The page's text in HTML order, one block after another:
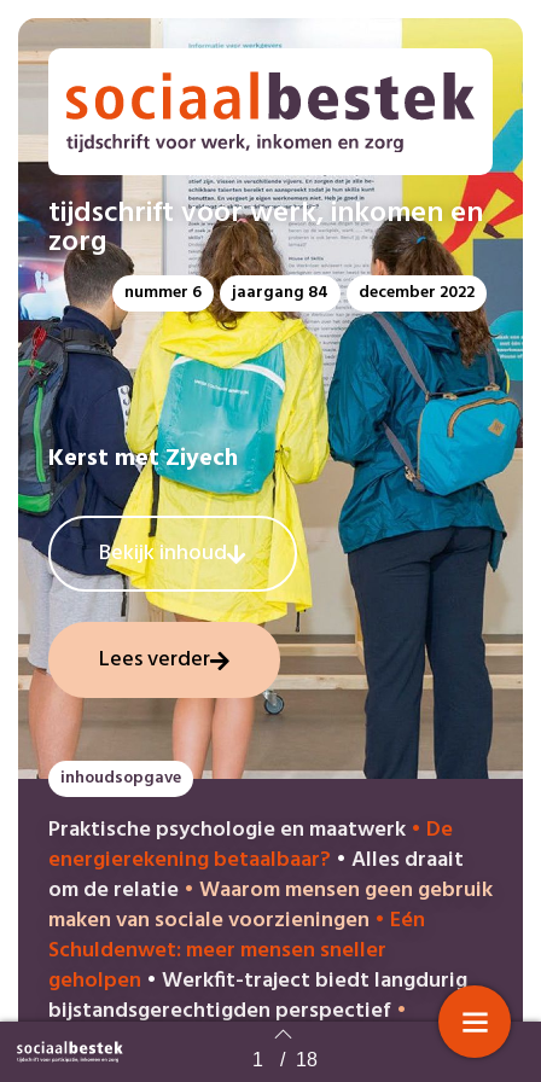
Terug naar overzicht 1 / 18
tijdschrift voor werk, inkomen en
zorg
nummer 6 jaargang 84 december 2022
Kerst met Ziyech
Bekijk inhoud
Lees verder
inhoudsopgave
Praktische psychologie en maatwerk • De
energierekening betaalbaar? • Alles draait
om de relatie • Waarom mensen geen gebruik
maken van sociale voorzieningen • Eén
Schuldenwet: meer mensen sneller
geholpen • Werkfit-traject biedt langdurig
bijstandsgerechtigden perspectief •
Jobcoaching ‘op afstand’
Energieleveranciers laten mensen met